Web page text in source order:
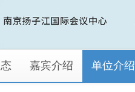
嘉宾介绍 单位介绍